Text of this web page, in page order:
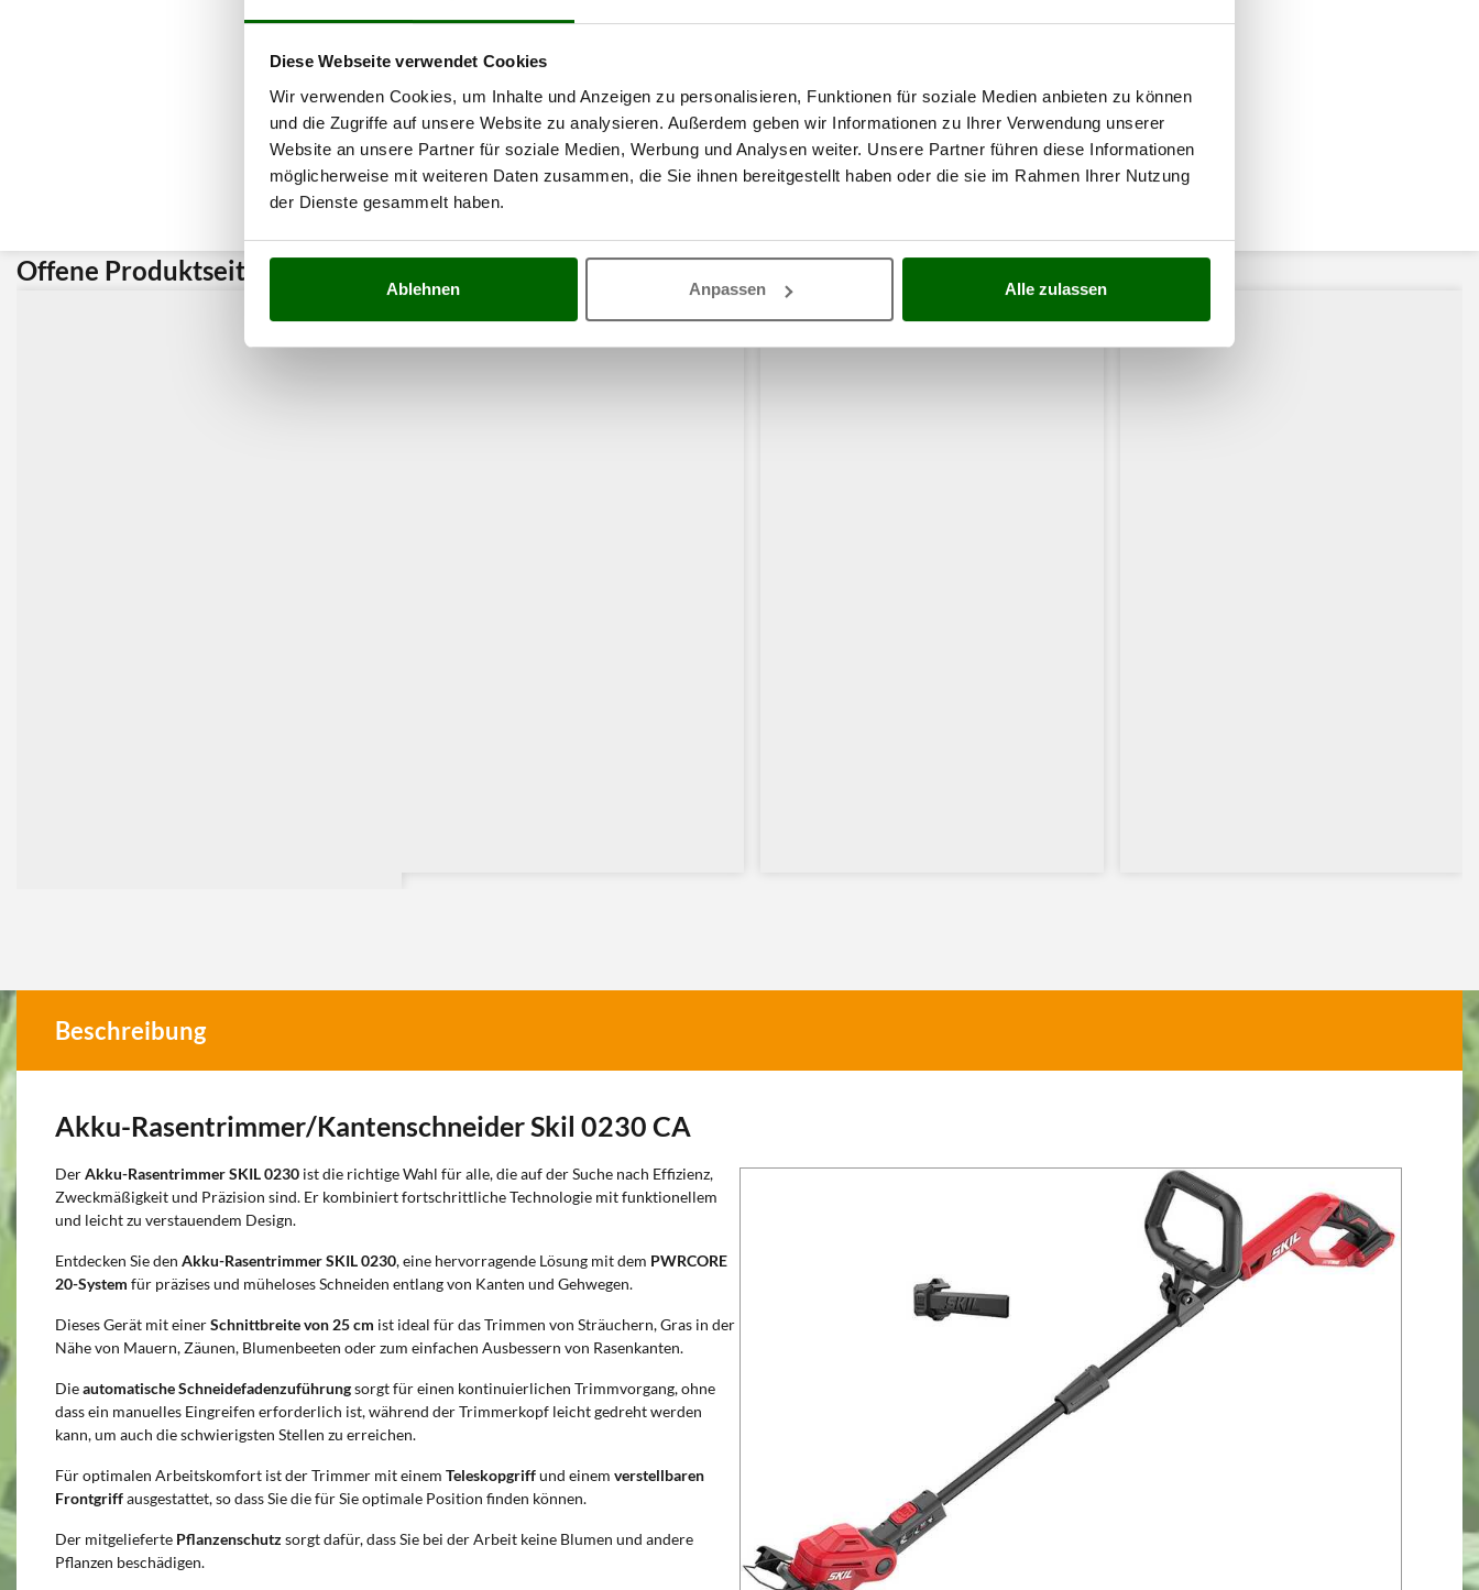
Diese Webseite verwendet Cookies
Wir verwenden Cookies, um Inhalte und Anzeigen zu personalisieren, Funktionen für soziale Medien anbieten zu können
und die Zugriffe auf unsere Website zu analysieren. Außerdem geben wir Informationen zu Ihrer Verwendung unserer
Website an unsere Partner für soziale Medien, Werbung und Analysen weiter. Unsere Partner führen diese Informationen
möglicherweise mit weiteren Daten zusammen, die Sie ihnen bereitgestellt haben oder die sie im Rahmen Ihrer Nutzung
der Dienste gesammelt haben.
Ablehnen Anpassen Alle zulassen
Offene Produktseite: Kunden haben sich auch für diese Produkte interessiert:
Beschreibung
Akku-Rasentrimmer/Kantenschneider Skil 0230 CA
DerAkku-Rasentrimmer SKIL 0230 ist die richtige Wahl für alle, die auf der Suche nach Effizienz,
Zweckmäßigkeit und Präzision sind. Er kombiniert fortschrittliche Technologie mit funktionellem
und leicht zu verstauendem Design.
Entdecken Sie den Akku-Rasentrimmer SKIL 0230, eine hervorragende Lösung mit dem PWRCORE
20-System für präzises und müheloses Schneiden entlang von Kanten und Gehwegen.
Dieses Gerät mit einerSchnittbreite von 25 cm ist ideal für das Trimmen von Sträuchern, Gras in der
Nähe von Mauern, Zäunen, Blumenbeeten oder zum einfachen Ausbessern von Rasenkanten.
Dieautomatische Schneidefadenzuführungsorgt für einen kontinuierlichen Trimmvorgang, ohne
dass ein manuelles Eingreifen erforderlich ist, während der Trimmerkopf leicht gedreht werden
kann, um auch die schwierigsten Stellen zu erreichen.
Für optimalen Arbeitskomfort ist der Trimmer mit einem Teleskopgriffund einem verstellbaren
Frontgriffausgestattet, so dass Sie die für Sie optimale Position finden können.
Der mitgelieferte Pflanzenschutzsorgt dafür, dass Sie bei der Arbeit keine Blumen und andere
Pflanzen beschädigen.